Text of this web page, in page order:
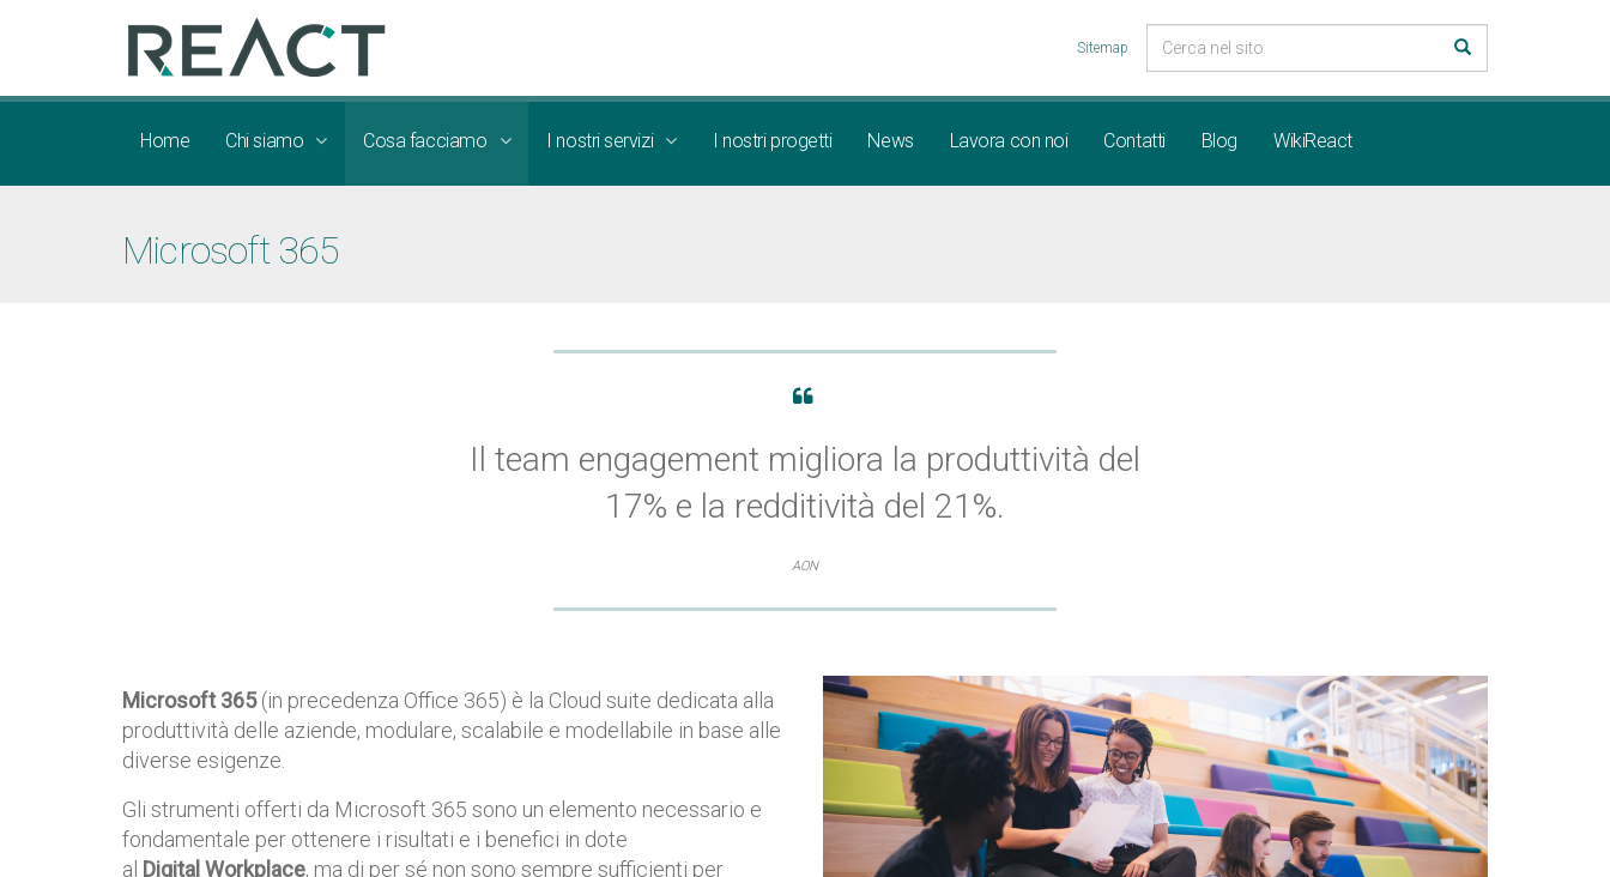
Home Chi siamo Cosa facciamo I nostri servizi I nostri progetti News Lavora con noi Contatti Blog WikiReact
Sitemap
Microsoft 365
Il team engagement migliora la produttività del
17% e la redditività del 21%.
AON
Microsoft 365(in precedenza Office 365) è la Cloud suite dedicata alla
produttività delle aziende, modulare, scalabile e modellabile in base alle
diverse esigenze.
Gli strumenti offerti da Microsoft 365 sono un elemento necessario e
fondamentale per ottenere i risultati e i benefici in dote
al Digital Workplace, ma di per sé non sono sempre sufficienti per